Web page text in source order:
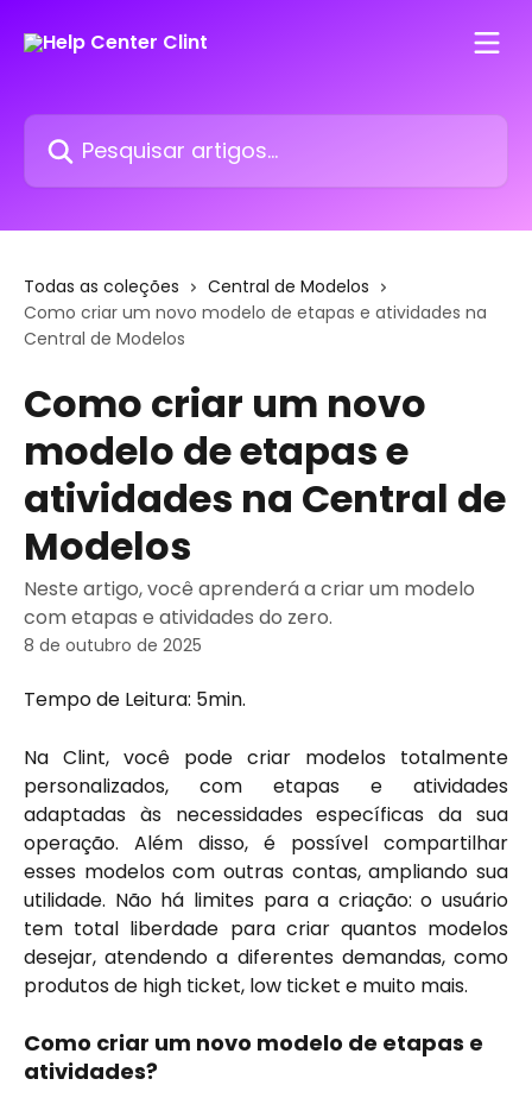
Pesquisar artigos...
Todas as coleções
Central de Modelos
Como criar um novo modelo de etapas e atividades na
Central de Modelos
Como criar um novo
modelo de etapas e
atividades na Central de
Modelos
Neste artigo, você aprenderá a criar um modelo
com etapas e atividades do zero.
8 de outubro de 2025
Tempo de Leitura: 5min.
Na Clint, você pode criar modelos totalmente
personalizados, com etapas e atividades
adaptadas às necessidades específicas da sua
operação. Além disso, é possível compartilhar
esses modelos com outras contas, ampliando sua
utilidade. Não há limites para a criação: o usuário
tem total liberdade para criar quantos modelos
desejar, atendendo a diferentes demandas, como
produtos de high ticket, low ticket e muito mais.
Como criar um novo modelo de etapas e
atividades?